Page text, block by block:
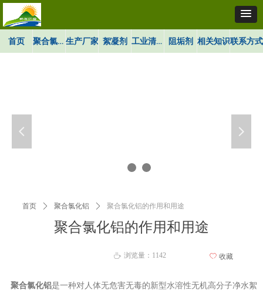
首页 聚合氯化铝 生产厂家 絮凝剂 工业清洗剂 阻垢剂 相关知识联系方式
넳 넲
聚合氯化铝的作用和用途
首页 ꄲ 聚合氯化铝 ꄲ 聚合氯化铝的作用和用途
聚合氯化铝是一种对人体无危害无毒的新型水溶性无机高分子净水絮
ꄘ 浏览量： 1142 ꄀ 收藏